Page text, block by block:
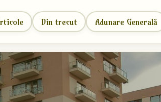
Din trecut Adunare Generală